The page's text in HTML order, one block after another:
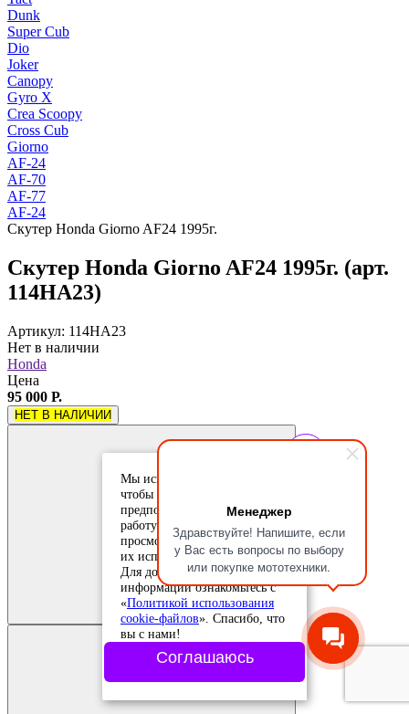
Менеджер
Здравствуйте! Напишите, если
у Вас есть вопросы по выбору
или покупке мототехники.
Dunk
Super Cub
Dio
Joker
Canopy
Gyro X
Crea Scoopy
Cross Cub
Giorno
AF-24
AF-70
AF-77
AF-24
Скутер Honda Giorno AF24 1995г.
Скутер Honda Giorno AF24 1995г. (арт.
114HA23)
Артикул: 114HA23
Нет в наличии
Honda
Цена
95 000 Р.
НЕТ В НАЛИЧИИ
Добавить в
сравнение
Добавлено в
сравнение
Мы используем cookie-файлы,
чтобы учесть ваши
предпочтения и улучшить
работу сайта. Продолжая
просмотр, вы соглашаетесь с
их использованием.
Для дополнительной
информации ознакомьтесь с
«Политикой использования
cookie-файлов». Спасибо, что
вы с нами!
Соглашаюсь